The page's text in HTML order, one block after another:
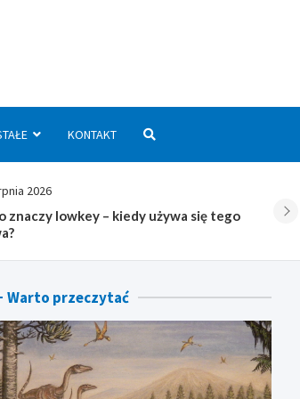
KONTAKT
Co znaczy POV – jak używa
Warto przeczytać